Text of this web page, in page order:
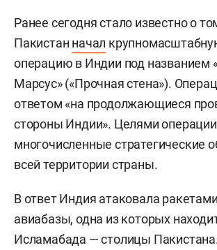
Ранее сегодня стало известно о
Пакистан начал
операцию в Индии под названием
Марсус» («Прочная стена»).
ответом «на продолжающиеся
стороны Индии». Целями операции
многочисленные стратегические
всей территории страны.
В ответ Индия атаковала
авиабазы, одна из которых
Исламабада — столицы